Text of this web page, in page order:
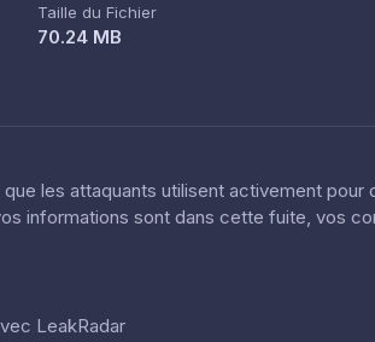
Taille du Fichier
70.24 MB
les attaquants utilisent activement pour
informations sont dans cette fuite, vos
LeakRadar